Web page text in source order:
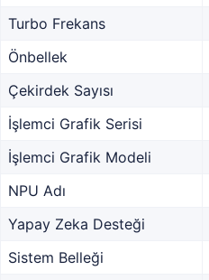
Turbo Frekans
Önbellek
Çekirdek Sayısı
İşlemci Grafik Serisi
İşlemci Grafik Modeli
NPU Adı
Yapay Zeka Desteği
Sistem Belleği